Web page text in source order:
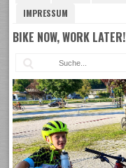
IMPRESSUM
BIKE NOW, WORK LATER!